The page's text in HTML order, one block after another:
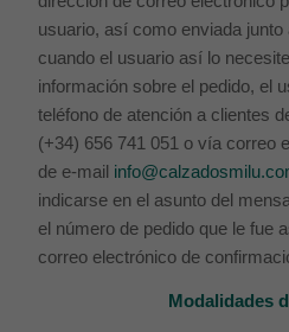
usuario, así como enviada junto
cuando el usuario así lo
información sobre el pedido, el
teléfono de atención a clientes
(+34) 656 741 051 o vía correo
de e-mail
indicarse en el asunto del
el número de pedido que le fue
correo electrónico de
Modalidades